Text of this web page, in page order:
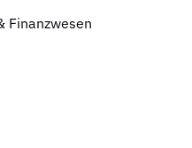
Finanzwesen